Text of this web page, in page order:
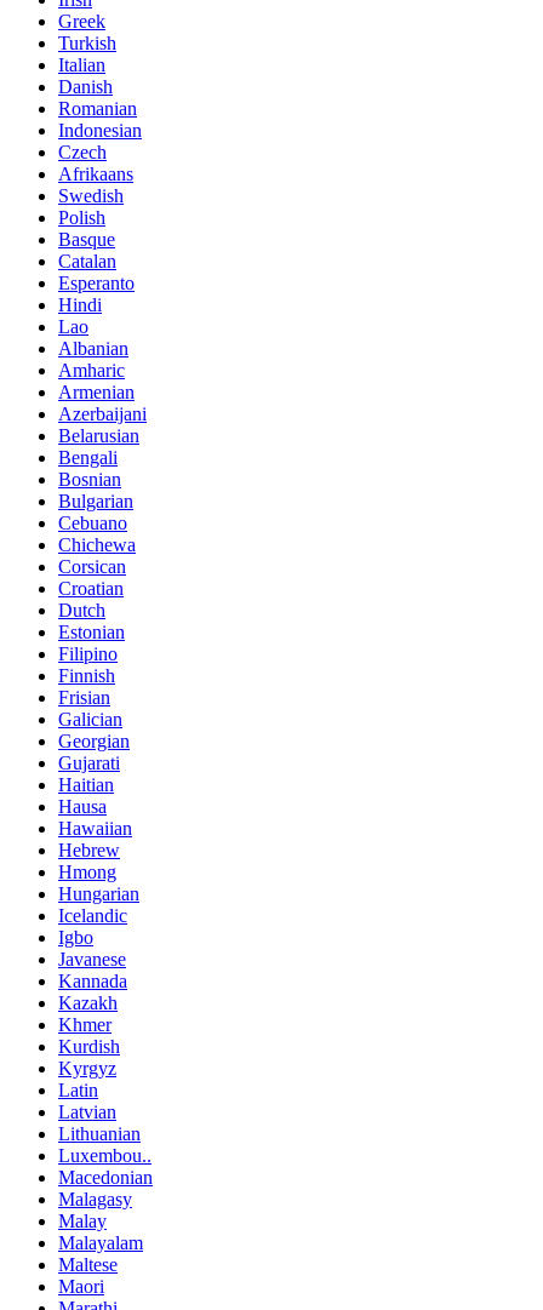
Greek
Turkish
Italian
Danish
Romanian
Indonesian
Czech
Afrikaans
Swedish
Polish
Basque
Catalan
Esperanto
Hindi
Lao
Albanian
Amharic
Armenian
Azerbaijani
Belarusian
Bengali
Bosnian
Bulgarian
Cebuano
Chichewa
Corsican
Croatian
Dutch
Estonian
Filipino
Finnish
Frisian
Galician
Georgian
Gujarati
Haitian
Hausa
Hawaiian
Hebrew
Hmong
Hungarian
Icelandic
Igbo
Javanese
Kannada
Kazakh
Khmer
Kurdish
Kyrgyz
Latin
Latvian
Lithuanian
Luxembou..
Macedonian
Malagasy
Malay
Malayalam
Maltese
Maori